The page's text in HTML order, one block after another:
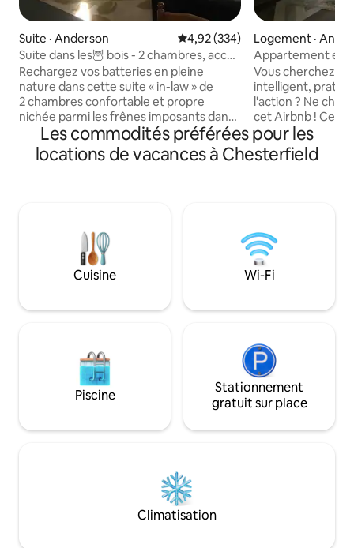
Suite · Anderson Note moyenne de 4,92 sur 5,
4,92 (334)
Suite dans les🦉 bois - 2 chambres, accès
facile par l'i69 !
Rechargez vos batteries en pleine
nature dans cette suite « in-law » de
2 chambres confortable et propre
nichée parmi les frênes imposants dans
un quartier rural et boisé juste à
l'extérieur de la ville près de la rivière
White. Profitez de l'appartement privé
couples, les familles ou les voyageurs
Anderson, de Hoosier Park, du parc
d'État de Mounds, de la réserve naturelle
des hôpitaux St Vincent & Community et
Logement ·
Appartement en
près du casino
Vous cherchez
intelligent,
l'action ? Ne
cet Airbnb ! Cet
l'endroit idéal
être à proximité
commerces et
pourquoi vous
d'hôtel
pouvez avoir un
et élégant rien
découvrez le
Les commodités préférées pour les
locations de vacances à Chesterfield
Cuisine Wi-Fi
Piscine
Stationnement
gratuit sur place
Climatisation